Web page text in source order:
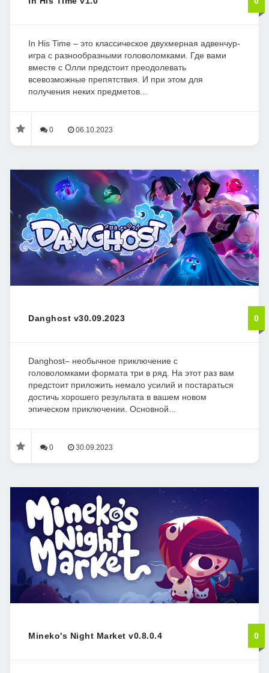
In His Time – это классическое двухмерная адвенчур-
игра с разнообразными головоломками. Где вами
вместе с Олли предстоит преодолевать
всевозможные препятствия. И при этом для
получения неких предметов...
0 06.10.2023
Danghost v30.09.2023 0
Danghost– необычное приключение с
головоломками формата три в ряд. На этот раз вам
предстоит приложить немало усилий и постараться
достичь хорошего результата в вашем новом
эпическом приключении. Основной...
0 30.09.2023
Mineko's Night Market v0.8.0.4 0